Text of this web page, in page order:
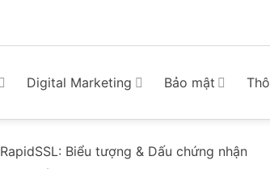
Digital Marketing Bảo mật
RapidSSL: Biểu tượng & Dấu chứng nhận